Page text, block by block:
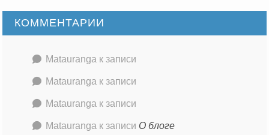
КОММЕНТАРИИ
Matauranga к записи
Matauranga к записи
Matauranga к записи
Matauranga к записи О блоге